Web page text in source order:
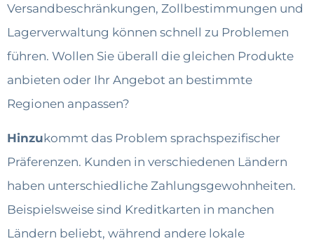
Versandbeschränkungen, Zollbestimmungen und
Lagerverwaltung können schnell zu Problemen
führen. Wollen Sie überall die gleichen Produkte
anbieten oder Ihr Angebot an bestimmte
Regionen anpassen?
Hinzukommt das Problem sprachspezifischer
Präferenzen. Kunden in verschiedenen Ländern
haben unterschiedliche Zahlungsgewohnheiten.
Beispielsweise sind Kreditkarten in manchen
Ländern beliebt, während andere lokale